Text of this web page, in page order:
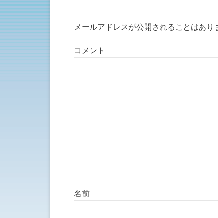
メールアドレスが公開されることはあり
コメント
名前